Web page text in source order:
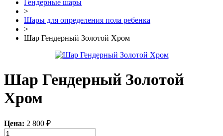
Гендерные шары
>
Шары для определения пола ребенка
>
Шар Гендерный Золотой Хром
Шар Гендерный Золотой
Хром
Цена: 2 800 ₽